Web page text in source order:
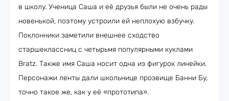
в школу. Ученица Саша и её друзья были не очень рады
новенькой, поэтому устроили ей неплохую взбучку.
Поклонники заметили внешнее сходство
старшеклассниц с четырьмя популярными куклами
Bratz. Также имя Саша носит одна из фигурок линейки.
Персонажи ленты дали школьнице прозвище Банни Бу,
точно такое же, как у её «прототипа».